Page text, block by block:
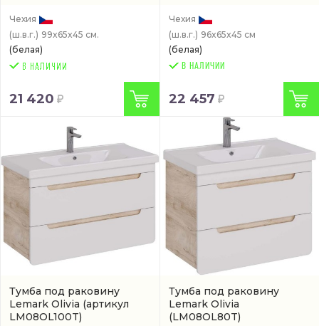
Чехия
(ш.в.г.) 99x65x45 см.
(белая)
21 420
Чехия
(ш.в.г.) 96x65x45 см
(белая)
В НАЛИЧИИ
22 457
Тумба под раковину
Lemark Olivia (артикул
LM08OL100T)
Тумба под раковину
Lemark Olivia
(LM08OL80T)